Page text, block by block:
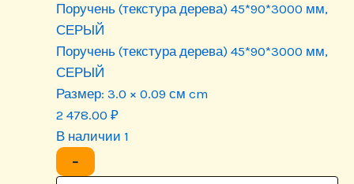
Поручень (текстура дерева) 45*90*3000 мм,
СЕРЫЙ
Поручень (текстура дерева) 45*90*3000 мм,
СЕРЫЙ
Размер: 3.0 × 0.09 см cm
2 478.00 ₽
В наличии 1
−